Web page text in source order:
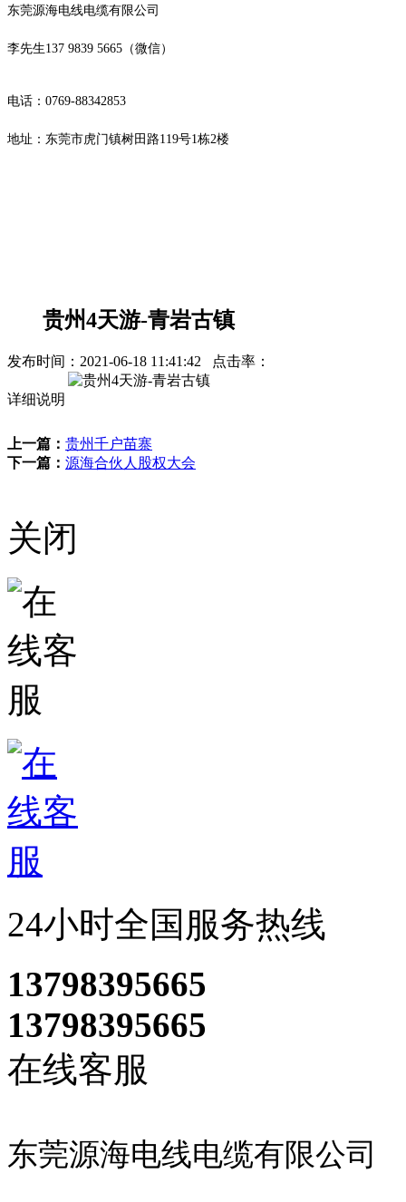
东莞源海电线电缆有限公司
李先生137 9839 5665（微信）
电话：0769-88342853
地址： 东莞市虎门镇树田路119号1栋2楼
贵州4天游-青岩古镇
发布时间： 2021-06-18 11:41:42 点击率：
详细说明
上一篇： 贵州千户苗寨
下一篇： 源海合伙人股权大会
关闭
24小时全国服务热线
13798395665
13798395665
在线客服
东莞源海电线电缆有限公司